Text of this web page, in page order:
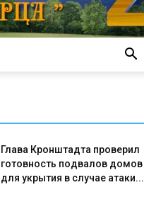
Глава Кронштадта проверил
готовность подвалов домов
для укрытия в случае атаки...